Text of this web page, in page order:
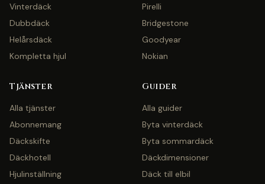
Vinterdäck
Dubbdäck
Helårsdäck
Kompletta hjul
Pirelli
Bridgestone
Goodyear
Nokian
Tjänster
Alla tjänster
Abonnemang
Däckskifte
Däckhotell
Hjulinställning
Guider
Alla guider
Byta vinterdäck
Byta sommardäck
Däckdimensioner
Däck till elbil